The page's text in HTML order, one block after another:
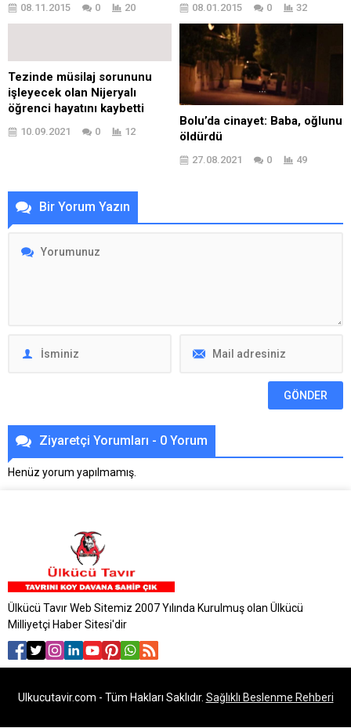
08.11.2015 0 20 08.01.2015 0 32
Tezinde müsilaj sorununu
işleyecek olan Nijeryalı
öğrenci hayatını kaybetti
10.09.2021 0 12
Bolu’da cinayet: Baba, oğlunu
öldürdü
27.08.2021 0 49
Bir Yorum Yazın
Ziyaretçi Yorumları - 0 Yorum
Henüz yorum yapılmamış.
Ülkücü Tavır Web Sitemiz 2007 Yılında Kurulmuş olan Ülkücü
Milliyetçi Haber Sitesi'dir
Ulkucutavir.com - Tüm Hakları Saklıdır. Sağlıklı Beslenme Rehberi